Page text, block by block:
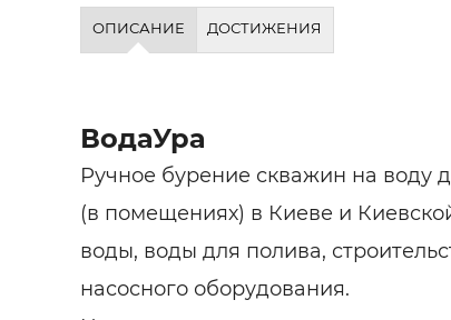
ОПИСАНИЕ ДОСТИЖЕНИЯ
ВодаУра
Ручное бурение скважин на воду
(в помещениях) в Киеве и
воды, воды для полива,
насосного оборудования.